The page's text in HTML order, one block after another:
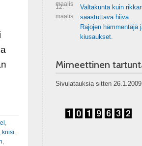
,
, kriisi,
,
maalis
12.
maalis
Valtakunta kuin
saastuttava hiiva
Rajojen hämmentäjä
kiusaukset.
Mimeettinen
Sivulatauksia sitten 26.1.2009